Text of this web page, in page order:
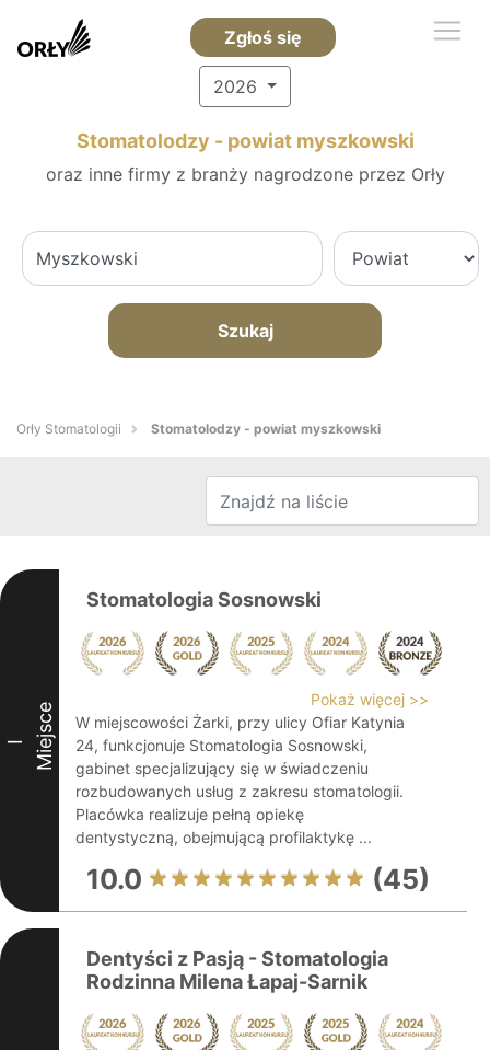
Zgłoś się
2026
Stomatolodzy - powiat myszkowski
oraz inne firmy z branży nagrodzone przez Orły
Szukaj
Orły Stomatologii Stomatolodzy - powiat myszkowski
I Miejsce
Stomatologia Sosnowski
Pokaż więcej >>
W miejscowości Żarki, przy ulicy Ofiar Katynia
24, funkcjonuje Stomatologia Sosnowski,
gabinet specjalizujący się w świadczeniu
rozbudowanych usług z zakresu stomatologii.
Placówka realizuje pełną opiekę
dentystyczną, obejmującą profilaktykę ...
10.0 (45)
Dentyści z Pasją - Stomatologia
Rodzinna Milena Łapaj-Sarnik